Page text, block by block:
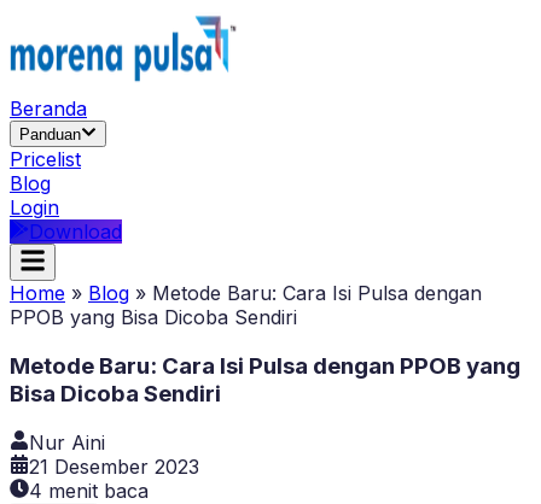
Beranda
Panduan
Pricelist
Blog
Login
Download
Home » Blog » Metode Baru: Cara Isi Pulsa dengan
PPOB yang Bisa Dicoba Sendiri
Metode Baru: Cara Isi Pulsa dengan PPOB yang
Bisa Dicoba Sendiri
Nur Aini
21 Desember 2023
4 menit baca